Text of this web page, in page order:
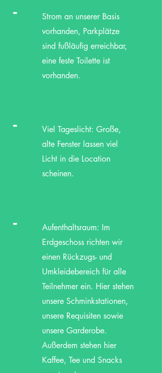
-
Strom an unserer Basis
vorhanden, Parkplätze
sind fußläufig erreichbar,
eine feste Toilette ist
vorhanden.
-
Viel Tageslicht: Große,
alte Fenster lassen viel
Licht in die Location
scheinen.
-
Aufenthaltsraum: Im
Erdgeschoss richten wir
einen Rückzugs- und
Umkleidebereich für alle
Teilnehmer ein. Hier stehen
unsere Schminkstationen,
unsere Requisiten sowie
unsere Garderobe.
Außerdem stehen hier
Kaffee, Tee und Snacks